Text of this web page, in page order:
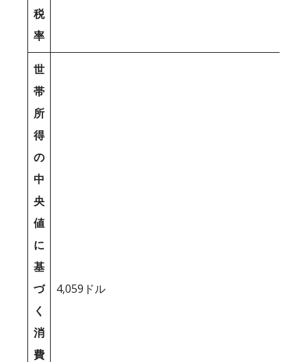
税
率
世
帯
所
得
の
中
央
値
に
基
づ
く
消
費
4,059ドル